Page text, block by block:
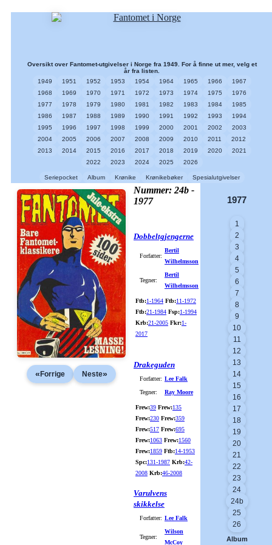
Oversikt over Fantomet-utgivelser i Norge fra 1949. For å finne ut mer, velg et
år fra listen.
1949
1951 1952 1953 1954 1964 1965 1966
1967
1968
1969 1970 1971 1972 1973 1974 1975
1976
1977
1978 1979 1980 1981 1982 1983 1984
1985
1986
1987 1988 1989 1990 1991 1992 1993
1994
1995
1996 1997 1998 1999 2000 2001 2002
2003
2004
2005 2006 2007 2008 2009 2010 2011
2012
2013
2014 2015 2016 2017 2018 2019 2020
2021
2022
2023 2024 2025 2026
Seriepocket Album Krønike Krønikebøker Spesialutgivelser
«Forrige Neste»
Nummer: 24b -
1977
Dobbeltgjengerne
Forfatter:
Bertil
Wilhelmsson
Tegner:
Bertil
Wilhelmsson
Ftb:1-1964 Ftb:11-1972
Ftb:21-1984 Fsp:1-1994
Krb:21-2005 Fkr:1-
2017
Drakeguden
Forfatter: Lee Falk
Tegner:
Ray Moore
Frew:39 Frew:135
Frew:230 Frew:359
Frew:517 Frew:695
Frew:1063 Frew:1560
Frew:1859 Ftb:14-1953
Spc:131-1987 Krb:42-
2008 Krb:46-2008
Varulvens
skikkelse
Forfatter: Lee Falk
Tegner:
Wilson
McCoy
1977
1
2
3
4
5
6
7
8
9
10
11
12
13
14
15
16
17
18
19
20
21
22
23
24
24b
25
26
Album